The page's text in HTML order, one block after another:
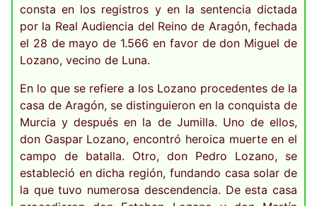
consta en los registros y en la sentencia dictada
por la Real Audiencia del Reino de Aragón, fechada
el 28 de mayo de 1.566 en favor de don Miguel de
Lozano, vecino de Luna.
En lo que se refiere a los Lozano procedentes de la
casa de Aragón, se distinguieron en la conquista de
Murcia y después en la de Jumilla. Uno de ellos,
don Gaspar Lozano, encontró heroica muerte en el
campo de batalla. Otro, don Pedro Lozano, se
estableció en dicha región, fundando casa solar de
la que tuvo numerosa descendencia. De esta casa